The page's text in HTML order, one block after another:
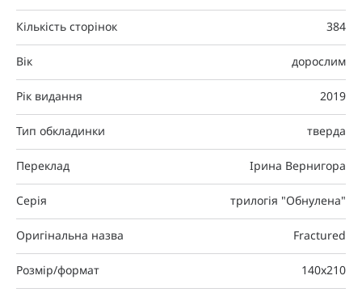
Кількість сторінок 384
Вік дорослим
Рік видання 2019
Тип обкладинки тверда
Переклад Ірина Вернигора
Серія трилогія "Обнулена"
Оригінальна назва Fractured
Розмір/формат 140x210